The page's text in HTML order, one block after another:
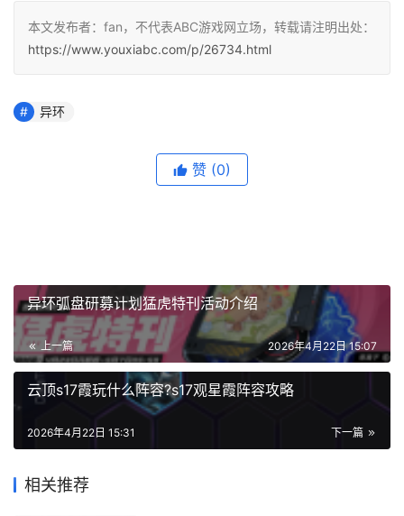
本文发布者：fan，不代表ABC游戏网立场，转载请注明出处：
https://www.youxiabc.com/p/26734.html
异环
赞 (0)
异环弧盘研募计划猛虎特刊活动介绍
上一篇 2026年4月22日 15:07
云顶s17霞玩什么阵容?s17观星霞阵容攻略
下一篇
2026年4月22日 15:31
相关推荐